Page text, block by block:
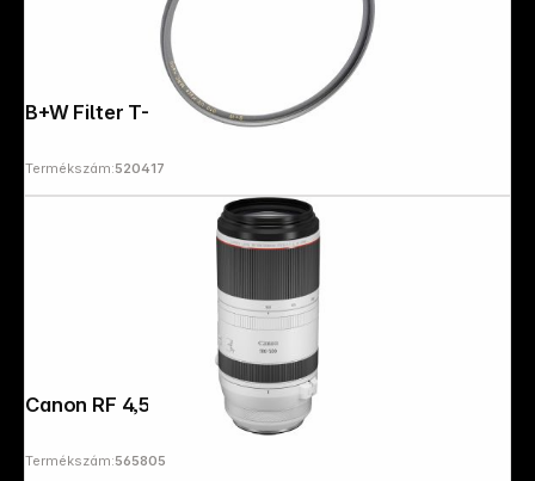
Termékszám:520417
Canon RF 4,5-7,1/100-500 IS USM
Termékszám:565805